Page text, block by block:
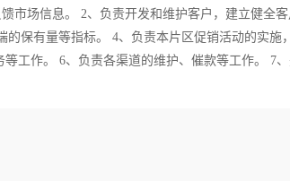
市场信息。 2、负责开发和维护客户，建立健全
保有量等指标。 4、负责本片区促销活动的实施
工作。 6、负责各渠道的维护、催款等工作。 7、